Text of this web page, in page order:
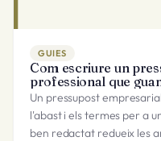
GUIES
Com escriure un
professional que
Un pressupost
l'abast i els termes per a
ben redactat redueix les